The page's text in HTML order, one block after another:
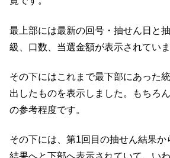
最上部には最新の回号・抽せん日と
級、口数、当選金額が表示されていま
その下にはこれまで最下部にあった
出したものを表示しました。もちろ
の参考程度です。
その下には、第1回目の抽せん結果か